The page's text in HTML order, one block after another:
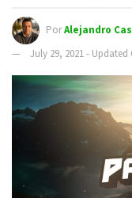
PorAlejandro
July 29, 2021 - Updated